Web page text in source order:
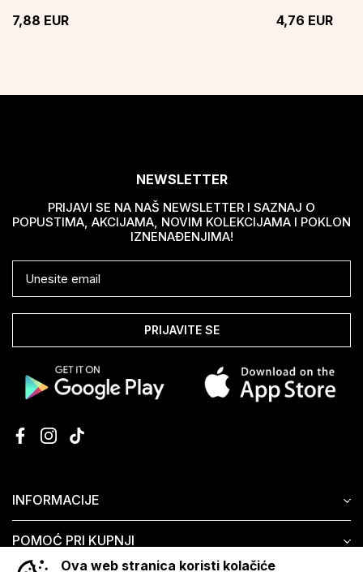
7,88 EUR 4,76 EUR
INFORMACIJE
POMOĆ PRI KUPNJI
NEWSLETTER
PRIJAVI SE NA NAŠ NEWSLETTER I SAZNAJ O
POPUSTIMA, AKCIJAMA, NOVIM KOLEKCIJAMA I POKLON
IZNENAĐENJIMA!
PRIJAVITE SE
Ova web stranica koristi kolačiće